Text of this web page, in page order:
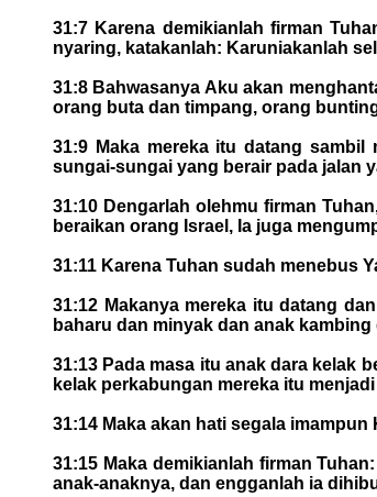
31:7 Karena demikianlah firman
nyaring, katakanlah: Karuniakanlah
31:8 Bahwasanya Aku akan
orang buta dan timpang, orang
31:9 Maka mereka itu datang
sungai-sungai yang berair pada jalan
31:10 Dengarlah olehmu firman
beraikan orang Israel, Ia juga
31:11 Karena Tuhan sudah menebus
31:12 Makanya mereka itu datang
baharu dan minyak dan anak
31:13 Pada masa itu anak dara kelak
kelak perkabungan mereka itu
31:14 Maka akan hati segala
31:15 Maka demikianlah firman
anak-anaknya, dan engganlah ia